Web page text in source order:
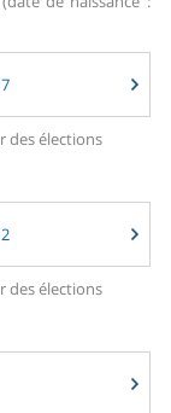
des élections
des élections